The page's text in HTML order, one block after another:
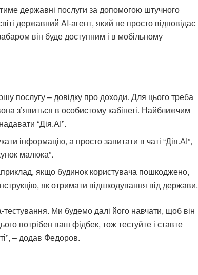
державні послуги за допомогою штучного
державний AI-агент, який не просто відповідає
він буде доступним і в мобільному
послугу – довідку про доходи. Для цього треба
з’явиться в особистому кабінеті. Найближчим
“Дія.АІ”.
інформацію, а просто запитати в чаті “Дія.АІ”,
малюка”.
якщо будинок користувача пошкоджено,
як отримати відшкодування від держави.
тестування. Ми будемо далі його навчати, щоб він
потрібен ваш фідбек, тож тестуйте і ставте
– додав Федоров.